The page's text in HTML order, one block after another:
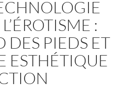
:
DES PIEDS ET
ESTHÉTIQUE